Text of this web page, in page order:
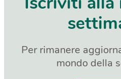
Per rimanere
mondo della